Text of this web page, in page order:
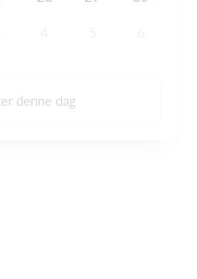
denne dag